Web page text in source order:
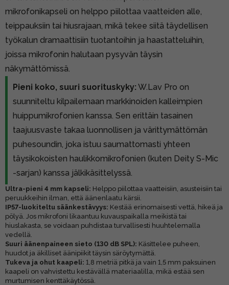
mikrofonikapseli on helppo piilottaa vaatteiden alle,
teippauksiin tai hiusrajaan, mikä tekee siitä täydellisen
työkalun dramaattisiin tuotantoihin ja haastatteluihin,
joissa mikrofonin halutaan pysyvän täysin
näkymättömissä.
Pieni koko, suuri suorituskyky: W.Lav Pro on
suunniteltu kilpailemaan markkinoiden kalleimpien
huippumikrofonien kanssa. Sen erittäin tasainen
taajuusvaste takaa luonnollisen ja värittymättömän
puhesoundin, joka istuu saumattomasti yhteen
täysikokoisten haulikkomikrofonien (kuten Deity S-Mic
-sarjan) kanssa jälkikäsittelyssä.
Ultra-pieni 4 mm kapseli: Helppo piilottaa vaatteisiin, asusteisiin tai
peruukkeihin ilman, että äänenlaatu kärsii.
IP57-luokiteltu säänkestävyys: Kestää erinomaisesti vettä, hikeä ja
pölyä. Jos mikrofoni likaantuu kuvauspaikalla meikistä tai
hiuslakasta, se voidaan puhdistaa turvallisesti huuhtelemalla
vedellä.
Suuri äänenpaineen sieto (130 dB SPL): Käsittelee puheen,
huudot ja äkilliset äänipiikit täysin säröytymättä.
Tukeva ja ohut kaapeli: 1,8 metriä pitkä ja vain 1,5 mm paksuinen
kaapeli on vahvistettu kestävällä materiaalilla, mikä estää sen
murtumisen kenttäkäytössä.